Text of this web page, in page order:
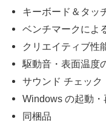
キーボード＆タッ
ベンチマークによ
クリエイティブ性
駆動音・表面温度
サウンド チェック
Windows の起動・
同梱品